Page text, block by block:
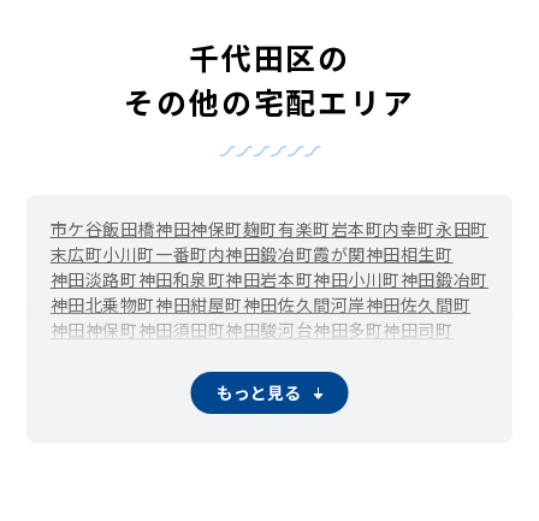
千代田区の
その他の宅配エリア
市ケ谷飯田橋神田神保町麹町有楽町岩本町内幸町永田町
末広町小川町一番町内神田鍛冶町霞が関神田相生町
神田淡路町神田和泉町神田岩本町神田小川町神田鍛冶町
神田北乗物町神田紺屋町神田佐久間河岸神田佐久間町
神田神保町神田須田町神田駿河台神田多町神田司町
神田東松下町 神田平河町
神田美土代町紀尾井町 北の丸公園
もっと見る